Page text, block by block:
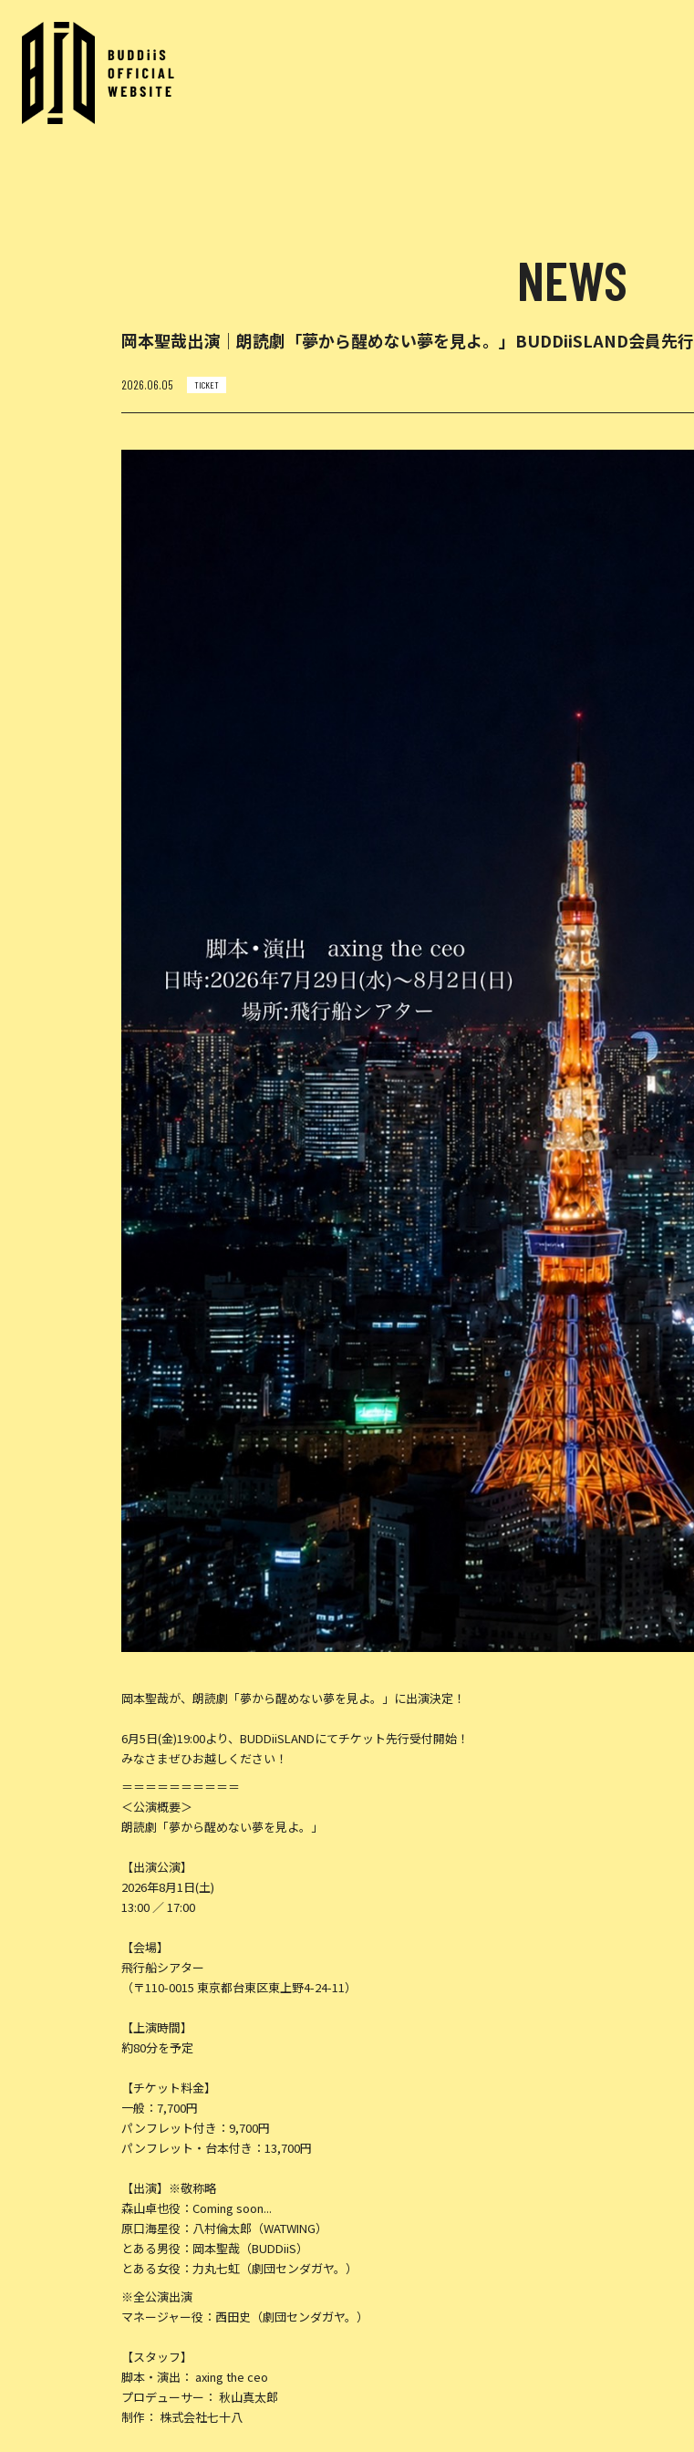
NEWS
岡本聖哉出演｜朗読劇「夢から醒めない夢を見よ。」BUDDiiSLAND会員先行
2026.06.05 TICKET
岡本聖哉が、朗読劇「夢から醒めない夢を見よ。」に出演決定！
6月5日(金)19:00より、BUDDiiSLANDにてチケット先行受付開始！
みなさまぜひお越しください！
＝＝＝＝＝＝＝＝＝＝
＜公演概要＞
朗読劇「夢から醒めない夢を見よ。」
【出演公演】
2026年8月1日(土)
13:00 ／ 17:00
【会場】
飛行船シアター
（〒110-0015 東京都台東区東上野4-24-11）
【上演時間】
約80分を予定
【チケット料金】
一般：7,700円
パンフレット付き：9,700円
パンフレット・台本付き：13,700円
【出演】※敬称略
森山卓也役：Coming soon...
原口海星役：八村倫太郎（WATWING）
とある男役：岡本聖哉（BUDDiiS）
とある女役：力丸七虹（劇団センダガヤ。）
※全公演出演
マネージャー役：西田史（劇団センダガヤ。）
【スタッフ】
脚本・演出： axing the ceo
プロデューサー： 秋山真太郎
制作： 株式会社七十八